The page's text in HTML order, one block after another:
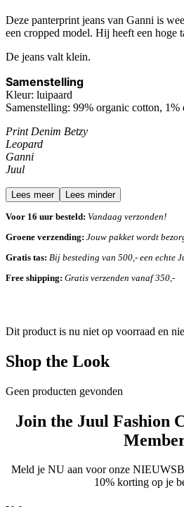
Deze panterprint jeans van Ganni is
een cropped model. Hij heeft een hoge
De jeans valt klein.
Samenstelling
Kleur: luipaard
Samenstelling: 99% organic cotton, 1%
Print Denim Betzy
Leopard
Ganni
Juul
Lees meer Lees minder
Voor 16 uur besteld: Vandaag verzonden!
Groene verzending: Jouw pakket wordt
Gratis tas: Bij besteding van 500,- een echte
Free shipping: Gratis verzenden vanaf 350,-
Dit product is nu niet op voorraad en
Shop the Look
Geen producten gevonden
Join the Juul Fashion
Meld je NU aan voor onze
10% korting op je